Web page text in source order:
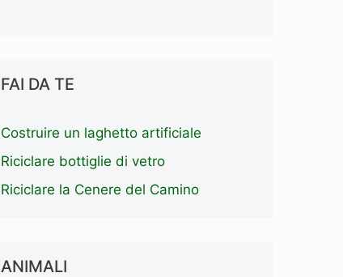
FAI DA TE
Costruire un laghetto artificiale
Riciclare bottiglie di vetro
Riciclare la Cenere del Camino
ANIMALI